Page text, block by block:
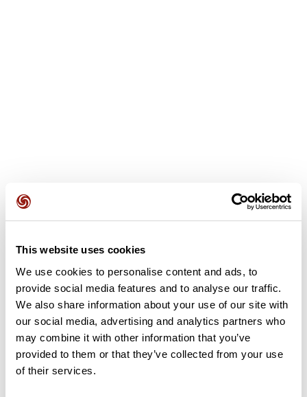
This website uses cookies
We use cookies to personalise content and ads, to
provide social media features and to analyse our traffic.
We also share information about your use of our site with
our social media, advertising and analytics partners who
may combine it with other information that you’ve
provided to them or that they’ve collected from your use
of their services.
Avis des utilisateurs
Soyez le premier à ajouter un avis !
Ajouter un avis
Résumé